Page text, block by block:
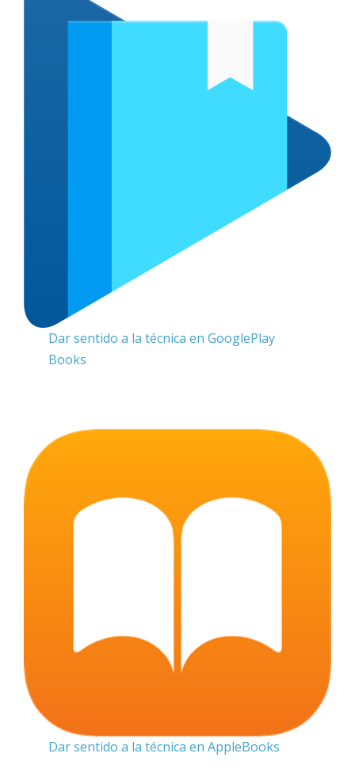
Dar sentido a la técnica en GooglePlay
Books
Dar sentido a la técnica en AppleBooks